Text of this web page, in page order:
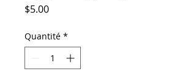
$5.00Prix
Quantité *